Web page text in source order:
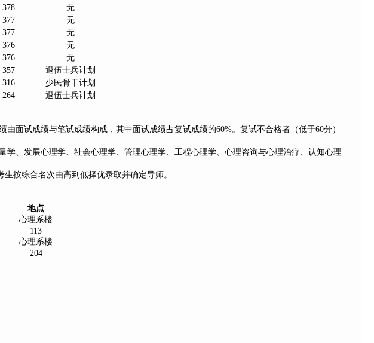
378
无
377
无
377
无
376
无
376
无
357
退伍士兵计划
316
少民骨干计划
264 退伍士兵计划
由面试成绩与笔试成绩构成，其中面试成绩占复试成绩的60%。复试不合格者（低于60分）
学、发展心理学、社会心理学、管理心理学、工程心理学、心理咨询与心理治疗、认知心理
生按综合名次由高到低择优录取并确定导师。
地点
心理系楼
113
心理系楼
204